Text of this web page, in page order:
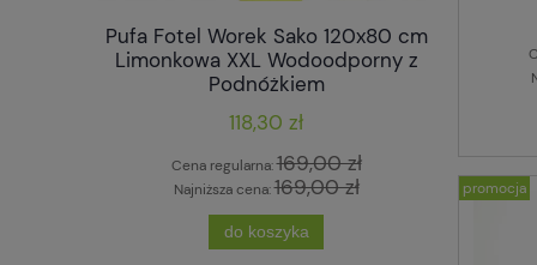
Pufa Fotel Worek Sako 120x80 cm
Limonkowa XXL Wodoodporny z
Podnóżkiem
118,30 zł
Cena regularna:169,00 zł
Najniższa cena:169,00 zł
do koszyka
promocja